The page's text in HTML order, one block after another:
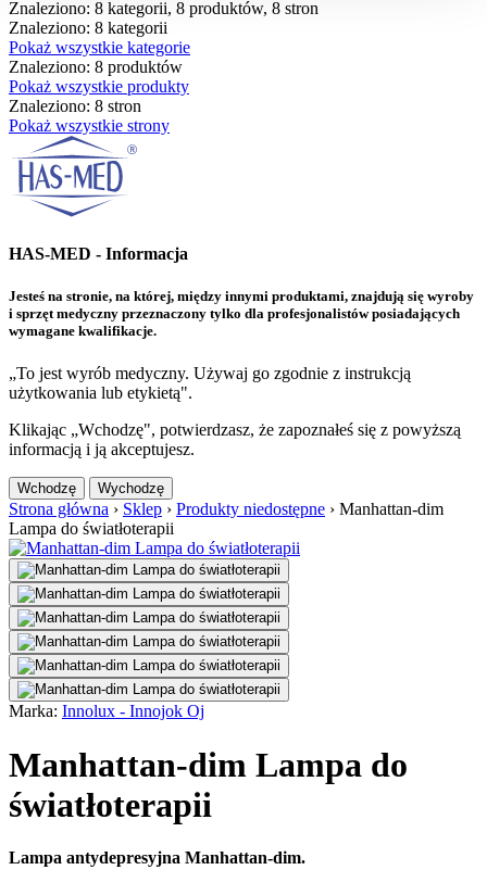
Znaleziono: 8 kategorii, 8 produktów, 8 stron
Znaleziono: 8 kategorii
Pokaż wszystkie kategorie
Znaleziono: 8 produktów
Pokaż wszystkie produkty
Znaleziono: 8 stron
Pokaż wszystkie strony
HAS-MED - Informacja
Jesteś na stronie, na której, między innymi produktami, znajdują się wyroby
i sprzęt medyczny przeznaczony tylko dla profesjonalistów posiadających
wymagane kwalifikacje.
„To jest wyrób medyczny. Używaj go zgodnie z instrukcją
użytkowania lub etykietą".
Klikając „Wchodzę", potwierdzasz, że zapoznałeś się z powyższą
informacją i ją akceptujesz.
Wchodzę Wychodzę
Strona główna › Sklep › Produkty niedostępne › Manhattan-dim
Lampa do światłoterapii
Marka: Innolux - Innojok Oj
Manhattan-dim Lampa do
światłoterapii
Lampa antydepresyjna Manhattan-dim.